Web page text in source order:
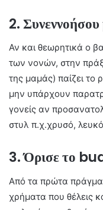
2. Συνεννοήσου
Αν και θεωρητικά ο
των νονών, στην
της μαμάς) παίζει το
μην υπάρχουν
γονείς αν
στυλ π.χ.χρυσό,
3. Όρισε το
Από τα πρώτα
χρήματα που θέλεις